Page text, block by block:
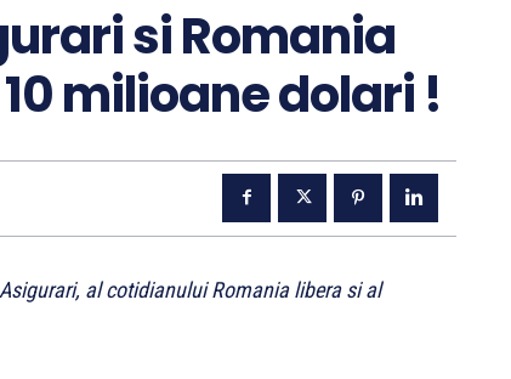
si Romania
milioane dolari !
al cotidianului Romania libera si al